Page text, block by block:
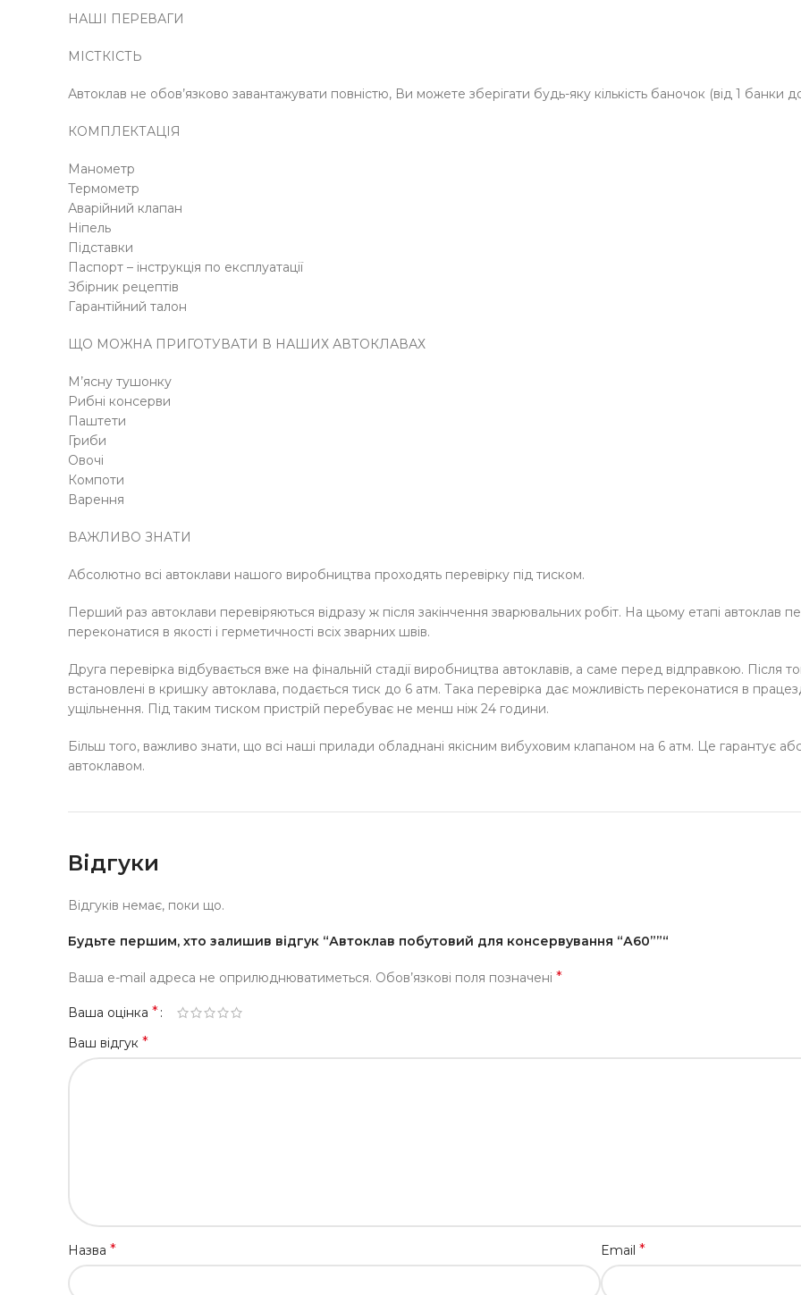
НАШІ ПЕРЕВАГИ
МІСТКІСТЬ
Автоклав не обов’язково завантажувати повністю, Ви можете зберігати будь-яку кількість баночок (від 1 банки
КОМПЛЕКТАЦІЯ
Манометр
Термометр
Аварійний клапан
Ніпель
Підставки
Паспорт – інструкція по експлуатації
Збірник рецептів
Гарантійний талон
ЩО МОЖНА ПРИГОТУВАТИ В НАШИХ АВТОКЛАВАХ
М’ясну тушонку
Рибні консерви
Паштети
Гриби
Овочі
Компоти
Варення
ВАЖЛИВО ЗНАТИ
Абсолютно всі автоклави нашого виробництва проходять перевірку під тиском.
Перший раз автоклави перевіряються відразу ж після закінчення зварювальних робіт. На цьому етапі автоклав
переконатися в якості і герметичності всіх зварних швів.
Друга перевірка відбувається вже на фінальній стадії виробництва автоклавів, а саме перед відправкою. Після
встановлені в кришку автоклава, подається тиск до 6 атм. Така перевірка дає можливість переконатися в
ущільнення. Під таким тиском пристрій перебуває не менш ніж 24 години.
Більш того, важливо знати, що всі наші прилади обладнані якісним вибуховим клапаном на 6 атм. Це гарантує
автоклавом.
Відгуки
Відгуків немає, поки що.
Будьте першим, хто залишив відгук “Автоклав побутовий для консервування “А60””“
Ваша e-mail адреса не оприлюднюватиметься. Обов’язкові поля позначені *
Ваша оцінка *
Ваш відгук *
Назва * Email *